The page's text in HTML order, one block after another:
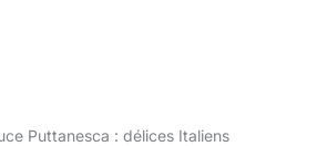
Puttanesca : délices Italiens